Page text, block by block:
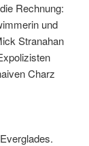
Rechnung:
und
Stranahan
Charz